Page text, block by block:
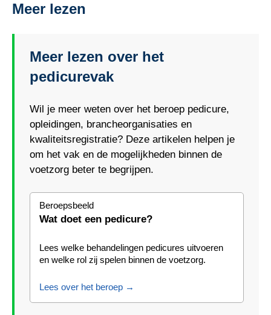
Meer lezen
Meer lezen over het
pedicurevak
Wil je meer weten over het beroep pedicure,
opleidingen, brancheorganisaties en
kwaliteitsregistratie? Deze artikelen helpen je
om het vak en de mogelijkheden binnen de
voetzorg beter te begrijpen.
Beroepsbeeld
Wat doet een pedicure?
Lees welke behandelingen pedicures uitvoeren
en welke rol zij spelen binnen de voetzorg.
Lees over het beroep →